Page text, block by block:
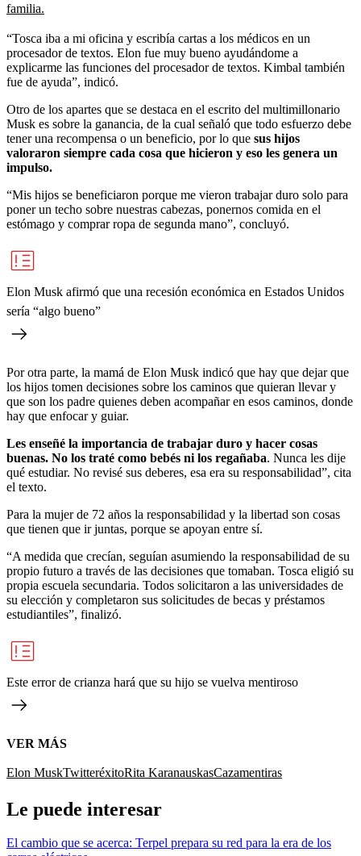
familia.
“Tosca iba a mi oficina y escribía cartas a los médicos en un
procesador de textos. Elon fue muy bueno ayudándome a
explicarme las funciones del procesador de textos. Kimbal también
fue de ayuda”, indicó.
Otro de los apartes que se destaca en el escrito del multimillonario
Musk es sobre la ganancia, de la cual señaló que todo esfuerzo debe
tener una recompensa o un beneficio, por lo que sus hijos
valoraron siempre cada cosa que hicieron y eso les genera un
impulso.
“Mis hijos se beneficiaron porque me vieron trabajar duro solo para
poner un techo sobre nuestras cabezas, ponernos comida en el
estómago y comprar ropa de segunda mano”, concluyó.
Elon Musk afirmó que una recesión económica en Estados Unidos
sería “algo bueno”
Por otra parte, la mamá de Elon Musk indicó que hay que dejar que
los hijos tomen decisiones sobre los caminos que quieran llevar y
que son los padre quienes deben acompañar en esos caminos, donde
hay que enfocar y guiar.
Les enseñé la importancia de trabajar duro y hacer cosas
buenas. No los traté como bebés ni los regañaba. Nunca les dije
qué estudiar. No revisé sus deberes, esa era su responsabilidad”, cita
el texto.
Para la mujer de 72 años la responsabilidad y la libertad son cosas
que tienen que ir juntas, porque se apoyan entre sí.
“A medida que crecían, seguían asumiendo la responsabilidad de su
propio futuro a través de las decisiones que tomaban. Tosca eligió su
propia escuela secundaria. Todos solicitaron a las universidades de
su elección y completaron sus solicitudes de becas y préstamos
estudiantiles”, finalizó.
Este error de crianza hará que su hijo se vuelva mentiroso
VER MÁS
Elon MuskTwitteréxitoRita KaranauskasCazamentiras
Le puede interesar
El cambio que se acerca: Terpel prepara su red para la era de los